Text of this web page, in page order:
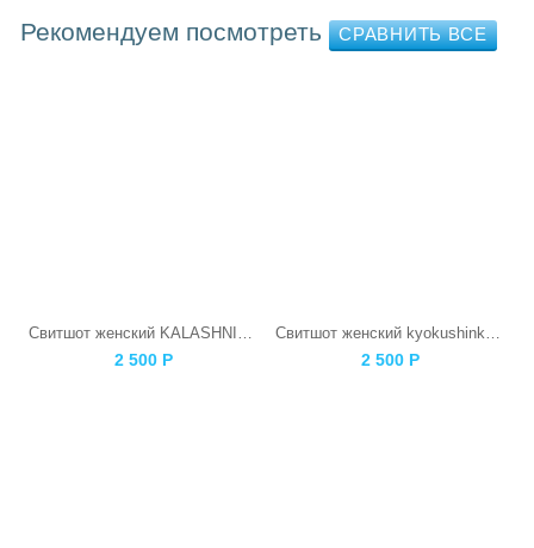
Рекомендуем посмотреть
Свитшот женский KALASHNIKOV
2 500 Р
Свитшот женский kyokushinkai Каратист
2 500 Р